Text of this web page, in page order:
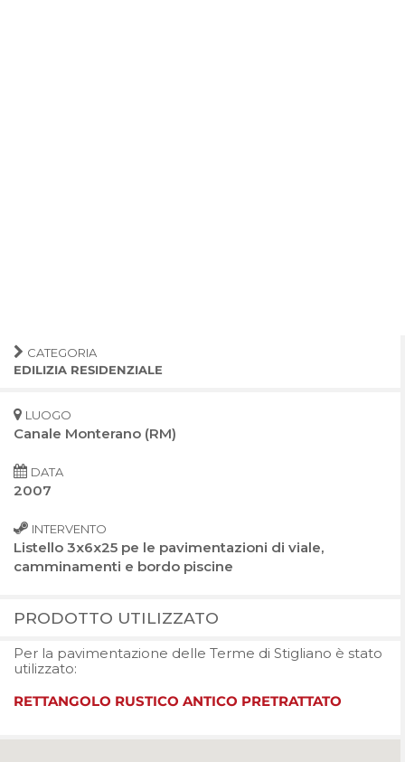
CATEGORIA
EDILIZIA RESIDENZIALE
LUOGO
Canale Monterano (RM)
DATA
2007
INTERVENTO
Listello 3x6x25 pe le pavimentazioni di viale,
camminamenti e bordo piscine
PRODOTTO UTILIZZATO
Per la pavimentazione delle Terme di Stigliano è stato
utilizzato:
RETTANGOLO RUSTICO ANTICO PRETRATTATO